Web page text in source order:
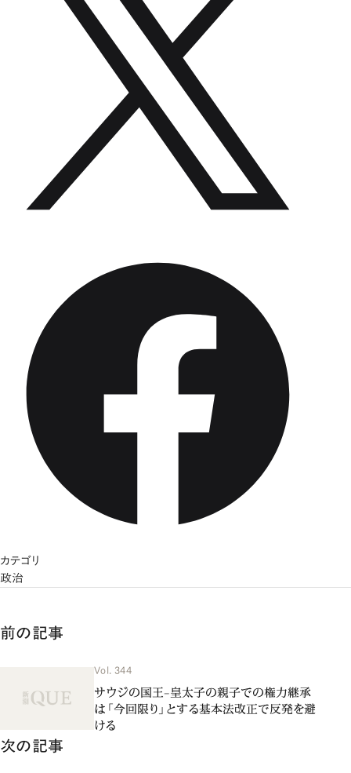
カテゴリ
政治
前の記事
Vol. 344
サウジの国王–皇太子の親子での権力継承
は「今回限り」とする基本法改正で反発を避
ける
次の記事